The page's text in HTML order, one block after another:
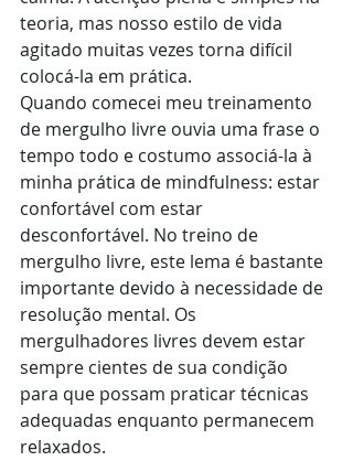
teoria, mas nosso estilo de vida
agitado muitas vezes torna difícil
colocá-la em prática.
Quando comecei meu treinamento
de mergulho livre ouvia uma frase o
tempo todo e costumo associá-la à
minha prática de mindfulness: estar
confortável com estar
desconfortável. No treino de
mergulho livre, este lema é bastante
importante devido à necessidade de
resolução mental. Os
mergulhadores livres devem estar
sempre cientes de sua condição
para que possam praticar técnicas
adequadas enquanto permanecem
relaxados.